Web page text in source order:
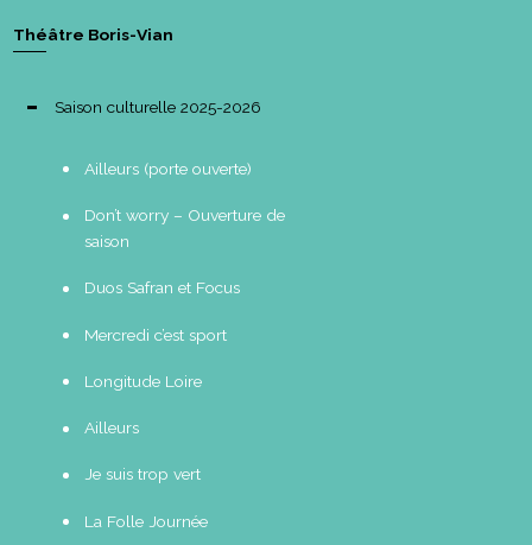
Théâtre Boris-Vian
Saison culturelle 2025-2026
Ailleurs (porte ouverte)
Don’t worry – Ouverture de
saison
Duos Safran et Focus
Mercredi c’est sport
Longitude Loire
Ailleurs
Je suis trop vert
La Folle Journée